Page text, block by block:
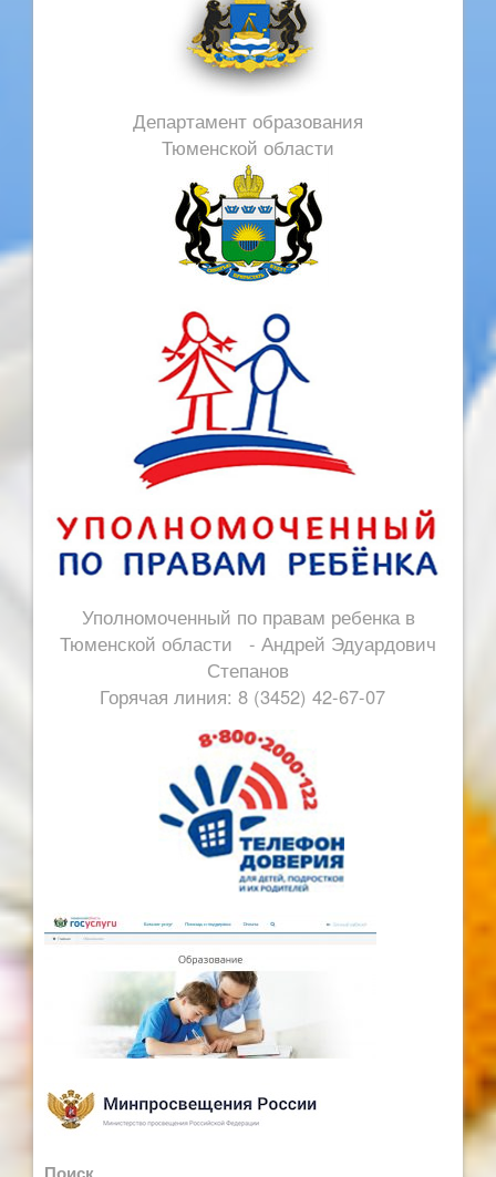
Департамент образования
Тюменской области
Уполномоченный по правам ребенка в
Тюменской области - Андрей Эдуардович
Степанов
Горячая линия: 8 (3452) 42-67-07
Поиск